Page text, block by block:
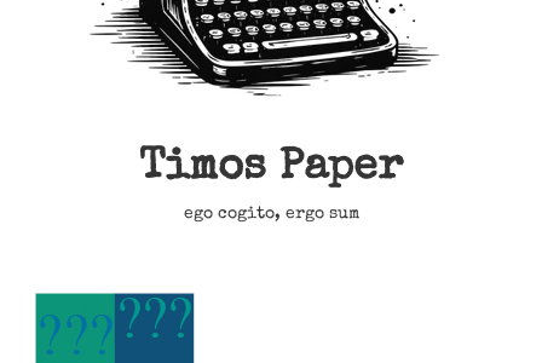
Timos Paper
ego cogito, ergo sum